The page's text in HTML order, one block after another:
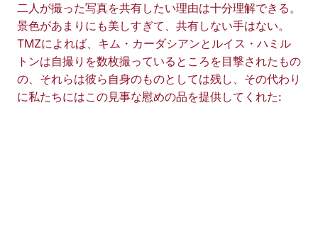
二人が撮った写真を共有したい理由は十分理解できる。
景色があまりにも美しすぎて、共有しない手はない。
TMZによれば、キム・カーダシアンとルイス・ハミル
トンは自撮りを数枚撮っているところを目撃されたもの
の、それらは彼ら自身のものとしては残し、その代わり
に私たちにはこの見事な慰めの品を提供してくれた: